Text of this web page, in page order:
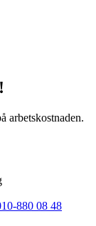
arbetskostnaden.
880 08 48